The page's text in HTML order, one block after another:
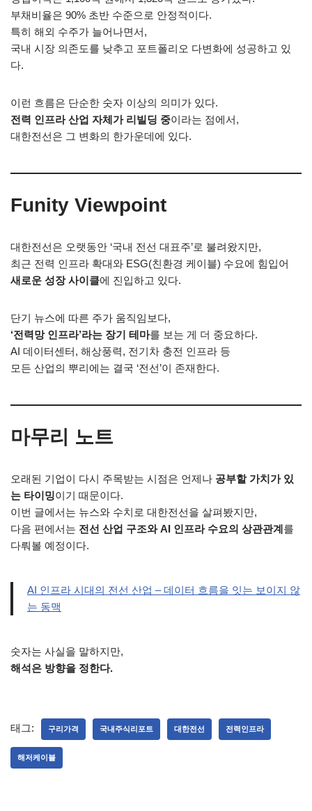
부채비율은 90% 초반 수준으로 안정적이다.
특히 해외 수주가 늘어나면서,
국내 시장 의존도를 낮추고 포트폴리오 다변화에 성공하고 있
다.
이런 흐름은 단순한 숫자 이상의 의미가 있다.
전력 인프라 산업 자체가 리빌딩 중이라는 점에서,
대한전선은 그 변화의 한가운데에 있다.
Funity Viewpoint
대한전선은 오랫동안 ‘국내 전선 대표주’로 불려왔지만,
최근 전력 인프라 확대와 ESG(친환경 케이블) 수요에 힘입어
새로운 성장 사이클에 진입하고 있다.
단기 뉴스에 따른 주가 움직임보다,
‘전력망 인프라’라는 장기 테마를 보는 게 더 중요하다.
AI 데이터센터, 해상풍력, 전기차 충전 인프라 등
모든 산업의 뿌리에는 결국 ‘전선’이 존재한다.
마무리 노트
오래된 기업이 다시 주목받는 시점은 언제나 공부할 가치가 있
는 타이밍이기 때문이다.
이번 글에서는 뉴스와 수치로 대한전선을 살펴봤지만,
다음 편에서는 전선 산업 구조와 AI 인프라 수요의 상관관계를
다뤄볼 예정이다.
AI 인프라 시대의 전선 산업 – 데이터 흐름을 잇는 보이지 않
는 동맥
숫자는 사실을 말하지만,
해석은 방향을 정한다.
태그: 구리가격 국내주식리포트 대한전선 전력인프라
해저케이블